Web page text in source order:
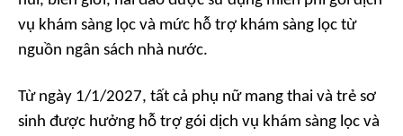
vụ khám sàng lọc và mức hỗ trợ khám sàng lọc từ
nguồn ngân sách nhà nước.
Từ ngày 1/1/2027, tất cả phụ nữ mang thai và trẻ sơ
sinh được hưởng hỗ trợ gói dịch vụ khám sàng lọc và